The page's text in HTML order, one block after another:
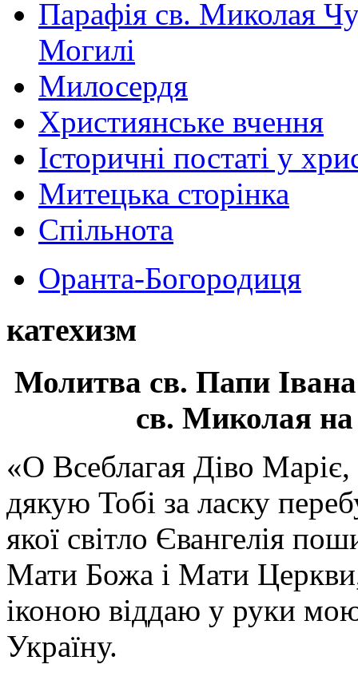
Парафія св. Миколая
Могилі
Милосердя
Християнське вчення
Історичні постаті у
Митецька сторінка
Спільнота
Оранта-Богородиця
катехизм
Молитва св. Папи
св. Миколая на
«О Всеблагая Діво
дякую Тобі за ласку
якої світло Євангелія
Мати Божа і Мати
іконою віддаю у руки
Україну.